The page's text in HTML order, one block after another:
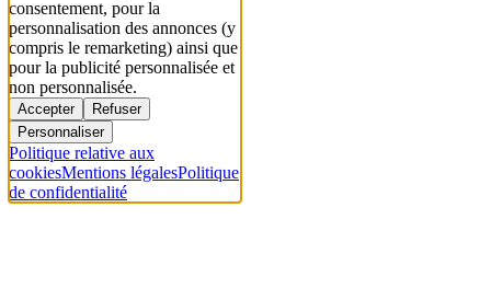
consentement, pour la
personnalisation des annonces (y
compris le remarketing) ainsi que
pour la publicité personnalisée et
non personnalisée.
Accepter
Refuser
Personnaliser
Politique relative aux
cookiesMentions légalesPolitique
de confidentialité